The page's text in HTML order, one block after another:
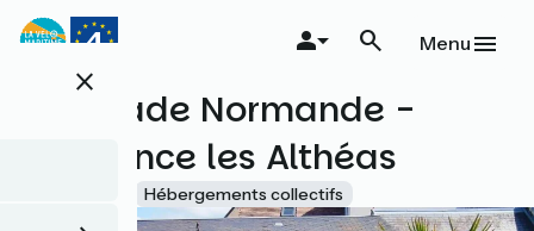
Aller
au
principalclose
Menu
Escapade Normande -
Résidence les Althéas
Hébergements collectifs